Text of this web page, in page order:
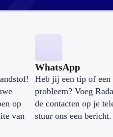
op
van
WhatsApp
Heb jij een tip of een
probleem? Voeg
de contacten op je
stuur ons een bericht.